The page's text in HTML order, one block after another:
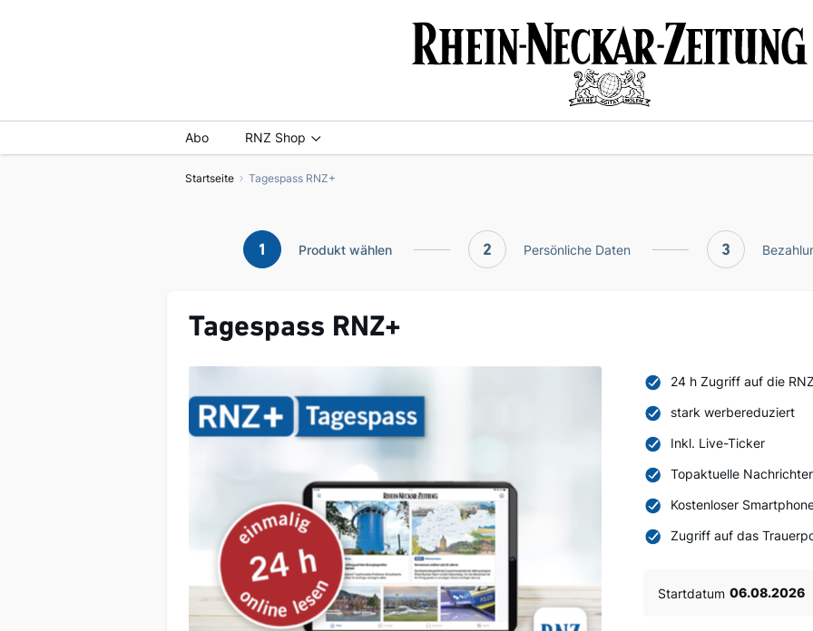
Abo RNZ Shop
Startseite Tagespass RNZ+
1 Produkt wählen 2 Persönliche Daten 3
Tagespass RNZ+
24 h Zugriff auf die
stark werbereduziert
Inkl. Live-Ticker
Topaktuelle
Kostenloser
Zugriff auf das
Startdatum